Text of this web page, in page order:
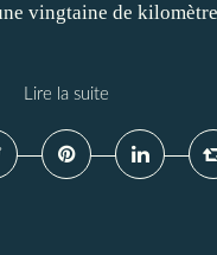
vingtaine de
Lire la suite